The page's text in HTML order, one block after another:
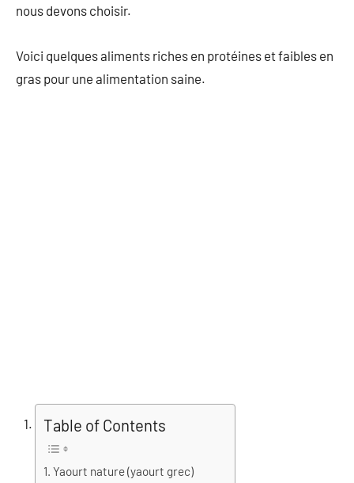
nous devons choisir.
Voici quelques aliments riches en protéines et faibles en
gras pour une alimentation saine.
Table of Contents
Yaourt nature (yaourt grec)